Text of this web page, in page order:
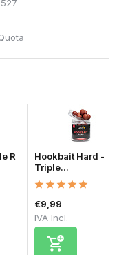
R
Hookbait Hard -
Triple...
€9,99
IVA Incl.